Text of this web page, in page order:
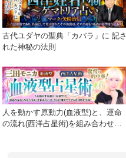
古代ユダヤの聖典「カバラ」に 記さ
れた神秘の法則
人を動かす原動力(血液型)と、運命
の流れ(西洋占星術)を組み合わせ、